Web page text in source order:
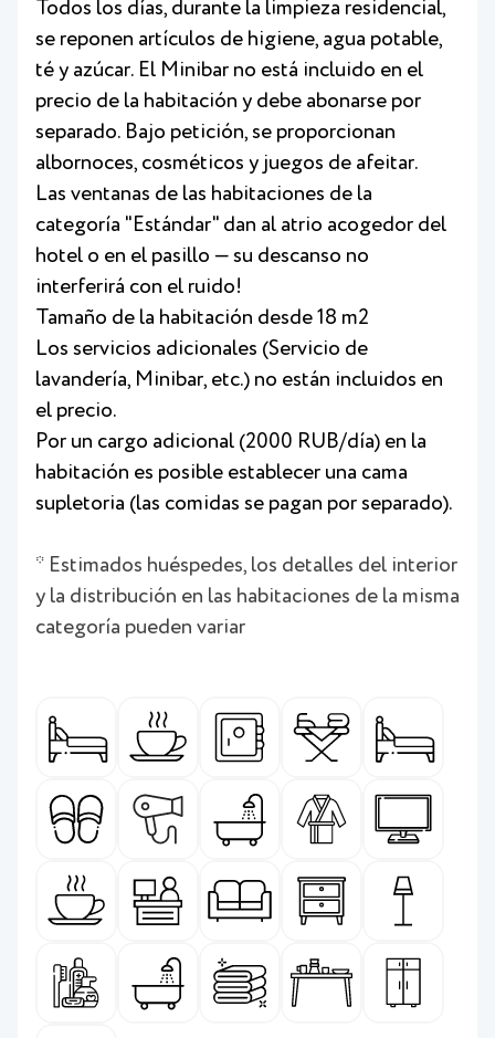
Todos los días, durante la limpieza residencial,
se reponen artículos de higiene, agua potable,
té y azúcar. El Minibar no está incluido en el
precio de la habitación y debe abonarse por
separado. Bajo petición, se proporcionan
albornoces, cosméticos y juegos de afeitar.
Las ventanas de las habitaciones de la
categoría "Estándar" dan al atrio acogedor del
hotel o en el pasillo — su descanso no
interferirá con el ruido!
Tamaño de la habitación desde 18 m2
Los servicios adicionales (Servicio de
lavandería, Minibar, etc.) no están incluidos en
el precio.
Por un cargo adicional (2000 RUB/día) en la
habitación es posible establecer una cama
supletoria (las comidas se pagan por separado).
* Estimados huéspedes, los detalles del interior
y la distribución en las habitaciones de la misma
categoría pueden variar